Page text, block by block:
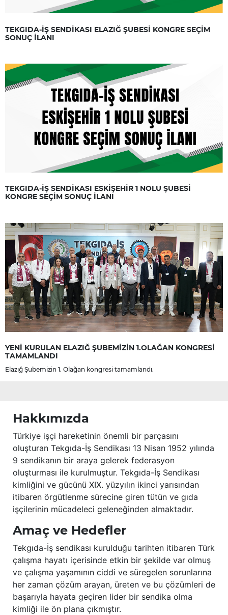
TEKGIDA-İŞ SENDİKASI ELAZIĞ ŞUBESİ KONGRE SEÇİM
SONUÇ İLANI
TEKGIDA-İŞ SENDİKASI ESKİŞEHİR 1 NOLU ŞUBESİ
KONGRE SEÇİM SONUÇ İLANI
YENİ KURULAN ELAZIĞ ŞUBEMİZİN 1.OLAĞAN KONGRESİ
TAMAMLANDI
Elazığ Şubemizin 1. Olağan kongresi tamamlandı.
Hakkımızda
Türkiye işçi hareketinin önemli bir parçasını
oluşturan Tekgıda-İş Sendikası 13 Nisan 1952 yılında
9 sendikanın bir araya gelerek federasyon
oluşturması ile kurulmuştur. Tekgıda-İş Sendikası
kimliğini ve gücünü XIX. yüzyılın ikinci yarısından
itibaren örgütlenme sürecine giren tütün ve gıda
işçilerinin mücadeleci geleneğinden almaktadır.
Amaç ve Hedefler
Tekgıda-İş sendikası kurulduğu tarihten itibaren Türk
çalışma hayatı içerisinde etkin bir şekilde var olmuş
ve çalışma yaşamının ciddi ve süregelen sorunlarına
her zaman çözüm arayan, üreten ve bu çözümleri de
başarıyla hayata geçiren lider bir sendika olma
kimliği ile ön plana çıkmıştır.